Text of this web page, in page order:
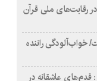
در رقابت‌های ملی قرآن
برجا گذاشت/ خواب‌آلودگی راننده
: قدم‌های عاشقانه در